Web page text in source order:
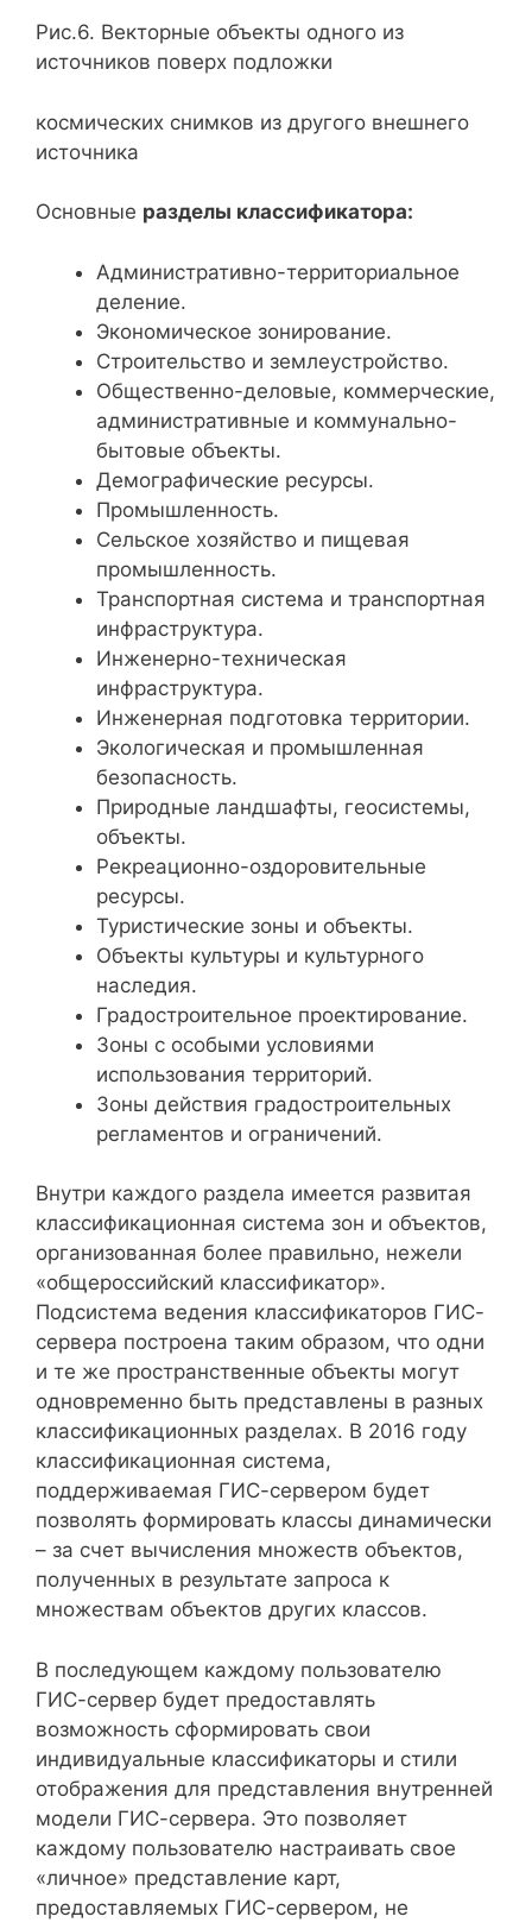
Рис.6. Векторные объекты одного из
источников поверх подложки
космических снимков из другого внешнего
источника
Основные разделы классификатора:
Административно-территориальное
деление.
Экономическое зонирование.
Строительство и землеустройство.
Общественно-деловые, коммерческие,
административные и коммунально-
бытовые объекты.
Демографические ресурсы.
Промышленность.
Сельское хозяйство и пищевая
промышленность.
Транспортная система и транспортная
инфраструктура.
Инженерно-техническая
инфраструктура.
Инженерная подготовка территории.
Экологическая и промышленная
безопасность.
Природные ландшафты, геосистемы,
объекты.
Рекреационно-оздоровительные
ресурсы.
Туристические зоны и объекты.
Объекты культуры и культурного
наследия.
Градостроительное проектирование.
Зоны с особыми условиями
использования территорий.
Зоны действия градостроительных
регламентов и ограничений.
Внутри каждого раздела имеется развитая
классификационная система зон и объектов,
организованная более правильно, нежели
«общероссийский классификатор».
Подсистема ведения классификаторов ГИС-
сервера построена таким образом, что одни
и те же пространственные объекты могут
одновременно быть представлены в разных
классификационных разделах. В 2016 году
классификационная система,
поддерживаемая ГИС-сервером будет
позволять формировать классы динамически
– за счет вычисления множеств объектов,
полученных в результате запроса к
множествам объектов других классов.
В последующем каждому пользователю
ГИС-сервер будет предоставлять
возможность сформировать свои
индивидуальные классификаторы и стили
отображения для представления внутренней
модели ГИС-сервера. Это позволяет
каждому пользователю настраивать свое
«личное» представление карт,
предоставляемых ГИС-сервером, не